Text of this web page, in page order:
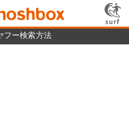
ー検索方法